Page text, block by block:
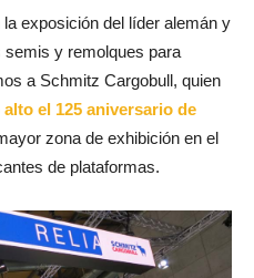
exposición del líder alemán y
semis y remolques para
a Schmitz Cargobull, quien
el 125 aniversario de
zona de exhibición en el
de plataformas.